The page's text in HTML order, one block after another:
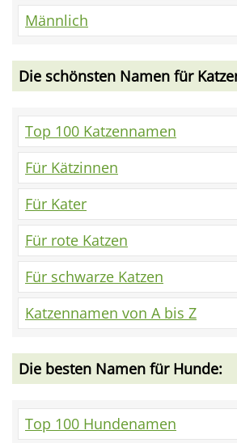
Männlich
Die schönsten Namen für
Top 100 Katzennamen
Für Kätzinnen
Für Kater
Für rote Katzen
Für schwarze Katzen
Katzennamen von A bis Z
Die besten Namen für Hunde:
Top 100 Hundenamen